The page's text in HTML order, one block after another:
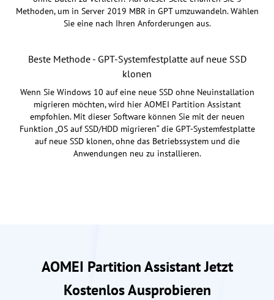
Methoden, um in Server 2019 MBR in GPT umzuwandeln. Wählen
Sie eine nach Ihren Anforderungen aus.
Beste Methode - GPT-Systemfestplatte auf neue SSD
klonen
Wenn Sie Windows 10 auf eine neue SSD ohne Neuinstallation
migrieren möchten, wird hier AOMEI Partition Assistant
empfohlen. Mit dieser Software können Sie mit der neuen
Funktion „OS auf SSD/HDD migrieren“ die GPT-Systemfestplatte
auf neue SSD klonen, ohne das Betriebssystem und die
Anwendungen neu zu installieren.
AOMEI Partition Assistant Jetzt
Kostenlos Ausprobieren